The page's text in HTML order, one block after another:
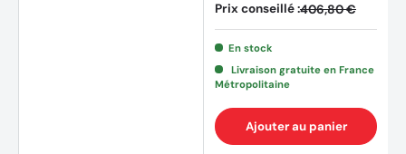
Prix conseillé :406,80 €
En stock
Livraison gratuite en France
Métropolitaine
Ajouter au panier